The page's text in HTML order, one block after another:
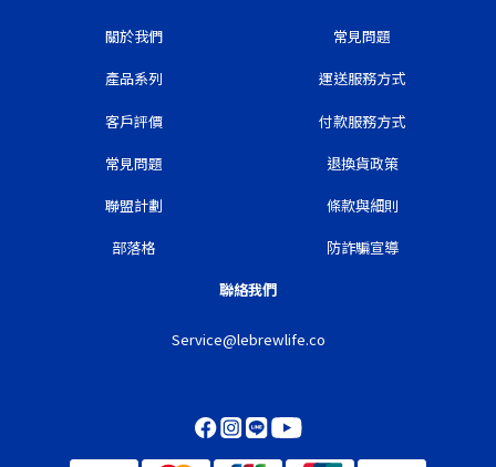
關於我們
產品系列
客戶評價
常見問題
聯盟計劃
部落格
常見問題
運送服務方式
付款服務方式
退換貨政策
條款與細則
防詐騙宣導
聯絡我們
Service@lebrewlife.co